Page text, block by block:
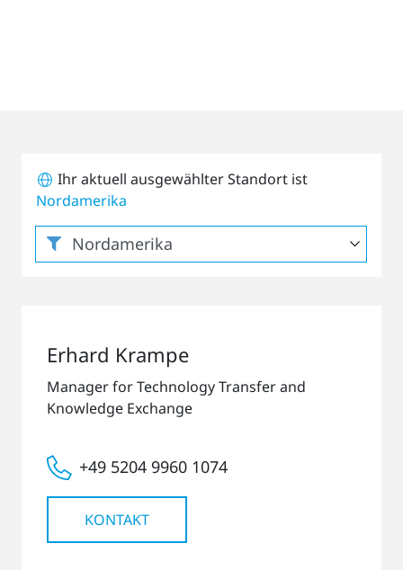
Ihr aktuell ausgewählter Standort ist
Nordamerika
Erhard Krampe
Manager for Technology Transfer and
Knowledge Exchange
+49 5204 9960 1074
KONTAKT